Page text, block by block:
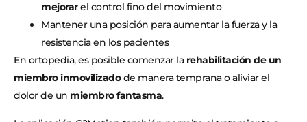
mejorarel control fino del movimiento
Mantener una posición para aumentar la fuerza y la
resistencia en los pacientes
En ortopedia, es posible comenzar la rehabilitación de un
miembro inmovilizadode manera temprana o aliviar el
dolor de un miembro fantasma.